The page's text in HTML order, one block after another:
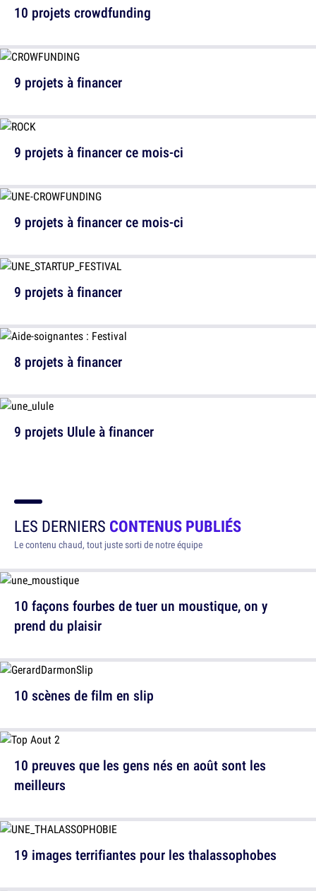
9 projets à financer
9 projets à financer ce mois-ci
8 projets à financer
10 projets crowdfunding
9 projets à financer ce mois-ci
9 projets à financer
9 projets Ulule à financer
LES DERNIERS CONTENUS PUBLIÉS
Le contenu chaud, tout juste sorti de notre équipe
10 façons fourbes de tuer un moustique, on y
prend du plaisir
10 preuves que les gens nés en août sont les
meilleurs
10 scènes de film en slip
19 images terrifiantes pour les thalassophobes